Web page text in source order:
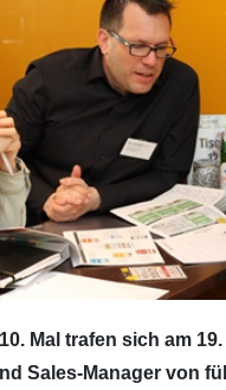
Mal trafen sich am
Sales-Manager von